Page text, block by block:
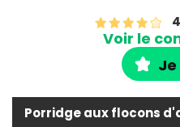
Voir le
Porridge aux flocons